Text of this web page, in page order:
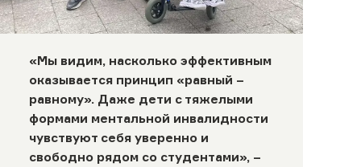
«Мы видим, насколько эффективным
оказывается принцип «равный –
равному». Даже дети с тяжелыми
формами ментальной инвалидности
чувствуют себя уверенно и
свободно рядом со студентами», –